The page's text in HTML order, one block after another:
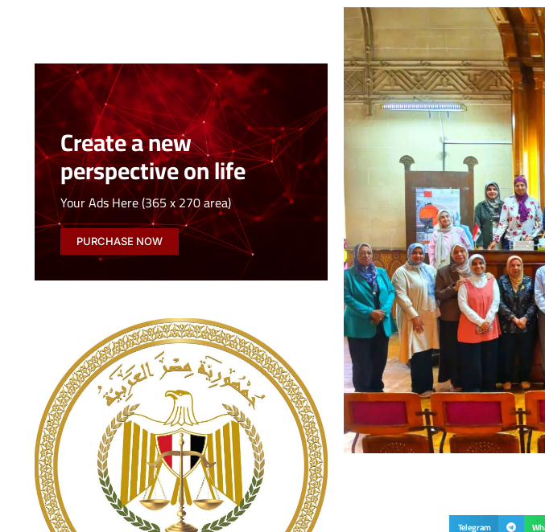
Telegram
Create a new
perspective on life
Your Ads Here (365 x 270 area)
PURCHASE NOW